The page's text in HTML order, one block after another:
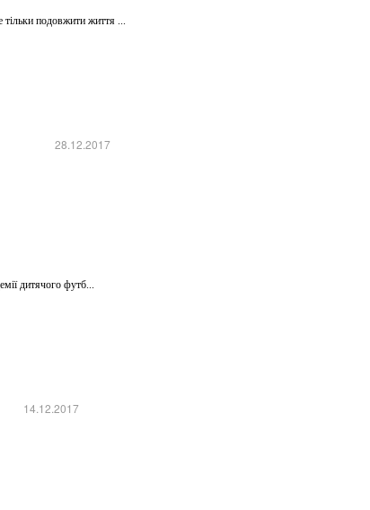
28.12.2017
тільки подовжити життя ...
14.12.2017
дитячого футб...